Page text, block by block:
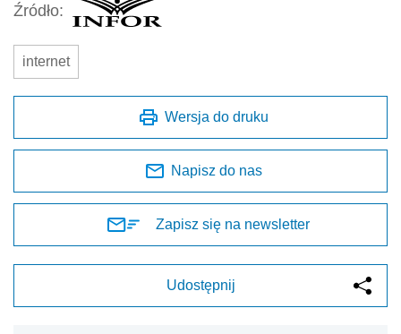
Źródło:
internet
Wersja do druku
Napisz do nas
Zapisz się na newsletter
Udostępnij